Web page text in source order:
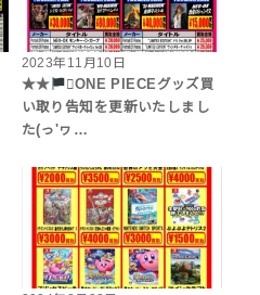
2023年11月10日
★★
‍☠ONE PIECEグッズ買
い取り告知を更新いたしまし
た(っ'ヮ…